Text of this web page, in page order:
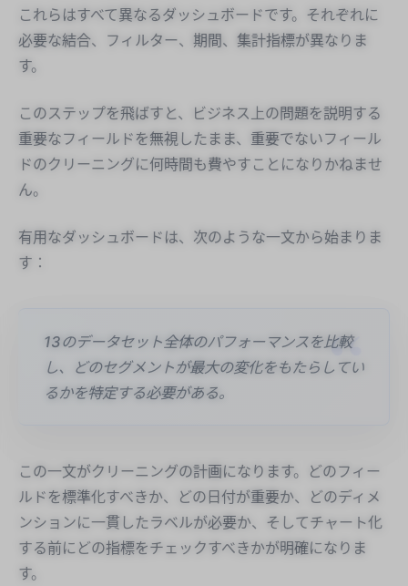
これらはすべて異なるダッシュボードです。それぞれに
必要な結合、フィルター、期間、集計指標が異なりま
す。
このステップを飛ばすと、ビジネス上の問題を説明する
重要なフィールドを無視したまま、重要でないフィール
ドのクリーニングに何時間も費やすことになりかねませ
ん。
有用なダッシュボードは、次のような一文から始まりま
す：
13のデータセット全体のパフォーマンスを比較
し、どのセグメントが最大の変化をもたらしてい
るかを特定する必要がある。
この一文がクリーニングの計画になります。どのフィー
ルドを標準化すべきか、どの日付が重要か、どのディメ
ンションに一貫したラベルが必要か、そしてチャート化
する前にどの指標をチェックすべきかが明確になりま
す。